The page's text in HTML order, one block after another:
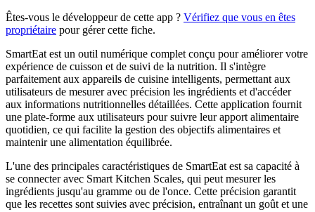
Êtes-vous le développeur de cette app ? Vérifiez que vous en êtes
propriétaire pour gérer cette fiche.
SmartEat est un outil numérique complet conçu pour améliorer votre
expérience de cuisson et de suivi de la nutrition. Il s'intègre
parfaitement aux appareils de cuisine intelligents, permettant aux
utilisateurs de mesurer avec précision les ingrédients et d'accéder
aux informations nutritionnelles détaillées. Cette application fournit
une plate-forme aux utilisateurs pour suivre leur apport alimentaire
quotidien, ce qui facilite la gestion des objectifs alimentaires et
maintenir une alimentation équilibrée.
L'une des principales caractéristiques de SmartEat est sa capacité à
se connecter avec Smart Kitchen Scales, qui peut mesurer les
ingrédients jusqu'au gramme ou de l'once. Cette précision garantit
que les recettes sont suivies avec précision, entraînant un goût et une